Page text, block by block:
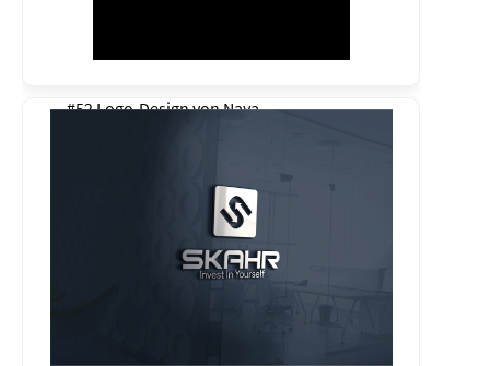
#52 Logo-Design vonNaya